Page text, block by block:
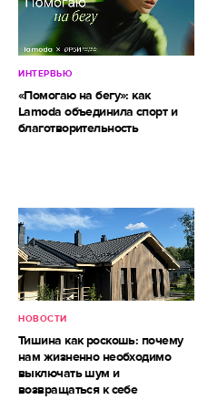
ИНТЕРВЬЮ
«Помогаю на бегу»: как
Lamoda объединила спорт и
благотворительность
НОВОСТИ
Тишина как роскошь: почему
нам жизненно необходимо
выключать шум и
возвращаться к себе